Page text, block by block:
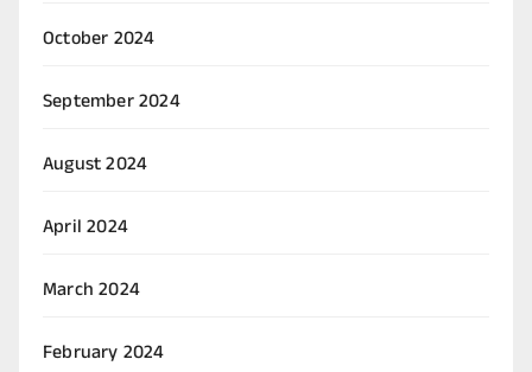
October 2024
September 2024
August 2024
April 2024
March 2024
February 2024